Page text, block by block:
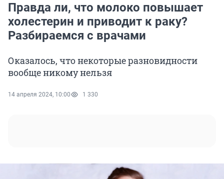
Правда ли, что молоко повышает
холестерин и приводит к раку?
Разбираемся с врачами
Оказалось, что некоторые разновидности
вообще никому нельзя
14 апреля 2024, 10:00 1 330